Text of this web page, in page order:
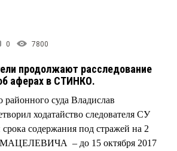
0 7800
продолжают расследование
аферах в СТИНКО.
районного суда Владислав
ходатайство следователя СУ
содержания под стражей на 2
МАЦЕЛЕВИЧА – до 15 октября 2017